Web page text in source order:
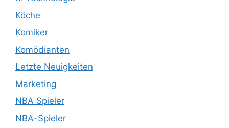
Köche
Komiker
Komödianten
Letzte Neuigkeiten
Marketing
NBA Spieler
NBA-Spieler